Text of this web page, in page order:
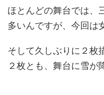
ほとんどの舞台では、
多いんですが、今回は
そして久しぶりに２枚
２枚とも、舞台に雪が